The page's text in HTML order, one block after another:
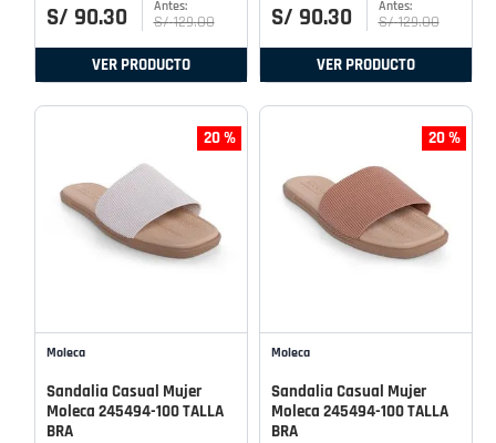
S/ 90.30 S/ 129.00
VER PRODUCTO
S/ 90.30 S/ 129.00
VER PRODUCTO
20 %
Moleca
Sandalia Casual Mujer
Moleca 245494-100 TALLA
BRA
20 %
Moleca
Sandalia Casual Mujer
Moleca 245494-100 TALLA
BRA